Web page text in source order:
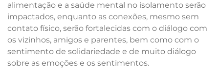
alimentação e a saúde mental no isolamento serão
impactados, enquanto as conexões, mesmo sem
contato físico, serão fortalecidas com o diálogo com
os vizinhos, amigos e parentes, bem como com o
sentimento de solidariedade e de muito diálogo
sobre as emoções e os sentimentos.